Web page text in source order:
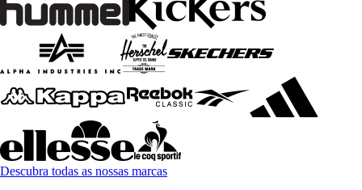
Descubra todas as nossas marcas